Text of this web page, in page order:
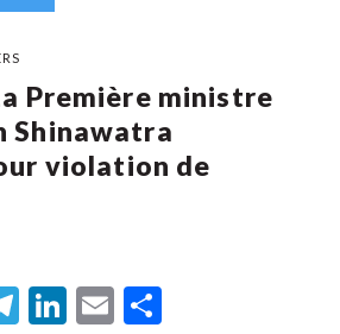
Première ministre
Shinawatra
violation de
Telegram
LinkedIn
Email